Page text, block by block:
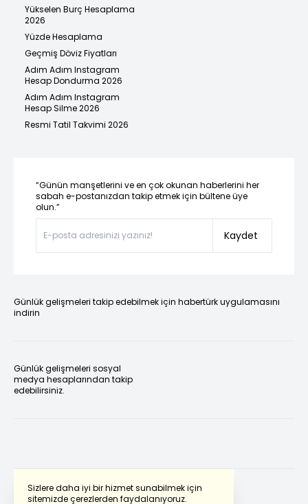
Sizlere daha iyi bir hizmet sunabilmek için
sitemizde çerezlerden faydalanıyoruz.
Yükselen Burç Hesaplama
2026
Yüzde Hesaplama
Geçmiş Döviz Fiyatları
Adım Adım Instagram
Hesap Dondurma 2026
Adım Adım Instagram
Hesap Silme 2026
Resmi Tatil Takvimi 2026
“Günün manşetlerini ve en çok okunan haberlerini her
sabah e-postanızdan takip etmek için bültene üye
olun.”
Kaydet
Günlük gelişmeleri takip edebilmek için habertürk uygulamasını
indirin
Günlük gelişmeleri sosyal
medya hesaplarından takip
edebilirsiniz.